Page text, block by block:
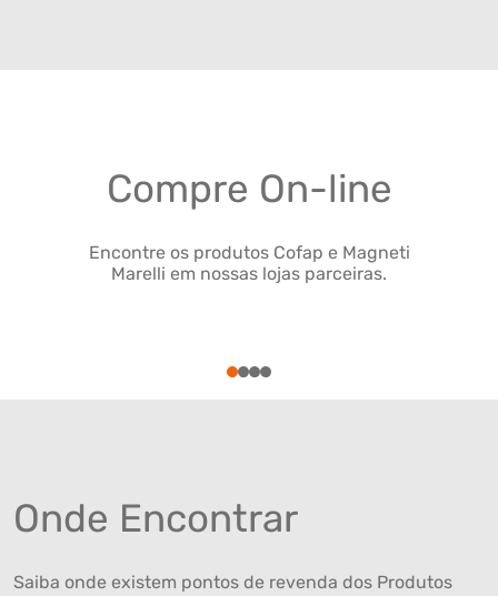
Compre On-line
Encontre os produtos Cofap e Magneti
Marelli em nossas lojas parceiras.
1234
Onde Encontrar
Saiba onde existem pontos de revenda dos Produtos